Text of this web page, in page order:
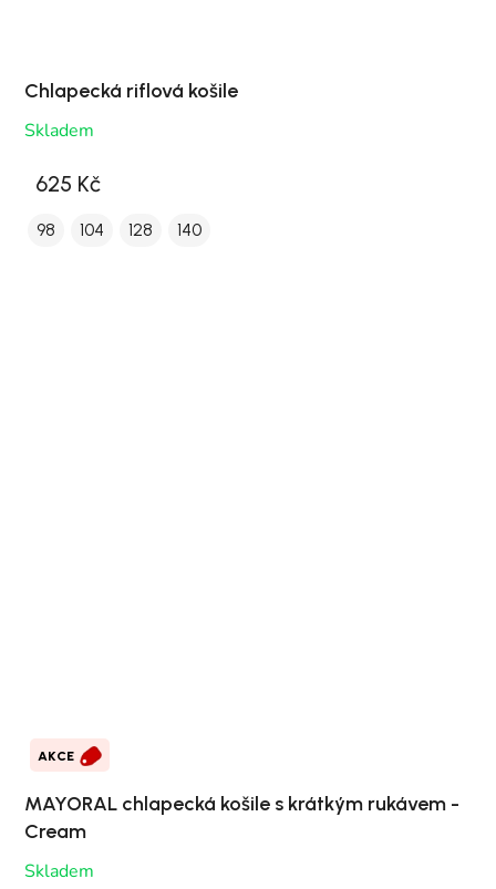
Chlapecká riflová košile
Skladem
625 Kč
98 104 128 140
AKCE
MAYORAL chlapecká košile s krátkým rukávem -
Cream
Skladem